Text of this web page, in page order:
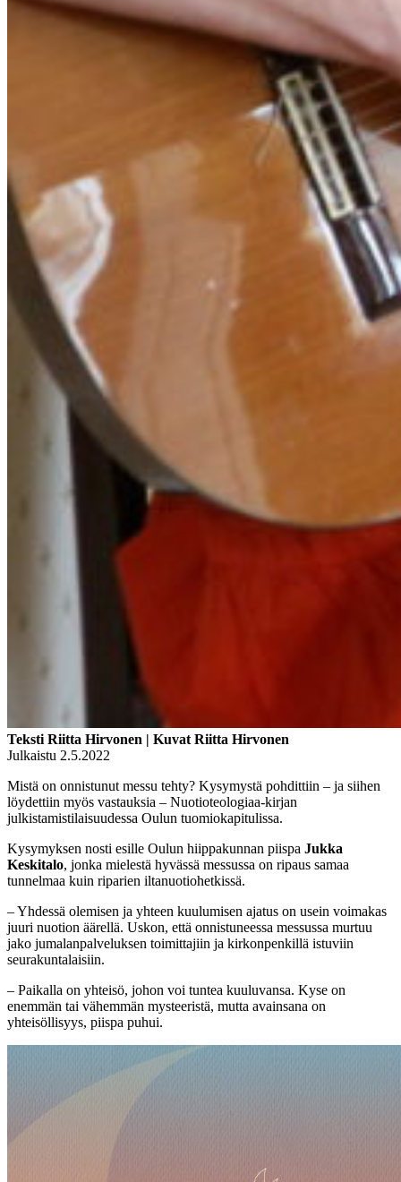
Teksti Riitta Hirvonen | Kuvat Riitta Hirvonen
Julkaistu 2.5.2022
Mistä on onnistunut messu tehty? Kysymystä pohdittiin – ja siihen
löydettiin myös vastauksia – Nuotioteologiaa-kirjan
julkistamistilaisuudessa Oulun tuomiokapitulissa.
Kysymyksen nosti esille Oulun hiippakunnan piispa Jukka
Keskitalo, jonka mielestä hyvässä messussa on ripaus samaa
tunnelmaa kuin riparien iltanuotiohetkissä.
– Yhdessä olemisen ja yhteen kuulumisen ajatus on usein voimakas
juuri nuotion äärellä. Uskon, että onnistuneessa messussa murtuu
jako jumalanpalveluksen toimittajiin ja kirkonpenkillä istuviin
seurakuntalaisiin.
– Paikalla on yhteisö, johon voi tuntea kuuluvansa. Kyse on
enemmän tai vähemmän mysteeristä, mutta avainsana on
yhteisöllisyys, piispa puhui.